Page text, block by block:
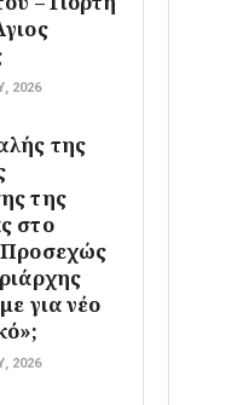
2026
της
της
στο
για νέο
2026